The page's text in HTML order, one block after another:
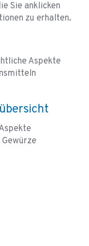
Sie anklicken
zu erhalten.
Aspekte